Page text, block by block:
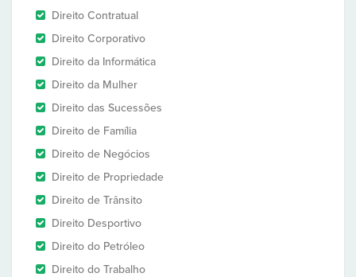
Direito Contratual
Direito Corporativo
Direito da Informática
Direito da Mulher
Direito das Sucessões
Direito de Família
Direito de Negócios
Direito de Propriedade
Direito de Trânsito
Direito Desportivo
Direito do Petróleo
Direito do Trabalho